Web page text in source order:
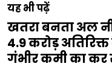
यह भी पढ़ें
खतरा बनता अल
4.9 करोड़
गंभीर कमी का